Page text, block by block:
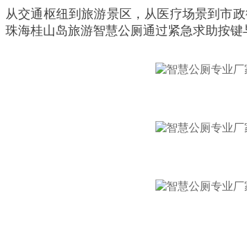
从交通枢纽到旅游景区，从医疗场景到市
珠海桂山岛旅游智慧公厕通过紧急求助按